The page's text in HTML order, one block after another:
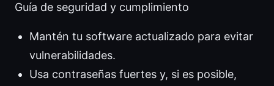
Guía de seguridad y cumplimiento
Mantén tu software actualizado para evitar
vulnerabilidades.
Usa contraseñas fuertes y, si es posible,